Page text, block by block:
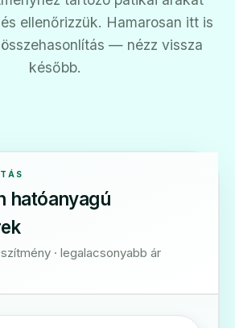
ellenőrizzük. Hamarosan itt is
— nézz vissza
később.
hatóanyagú
· legalacsonyabb ár